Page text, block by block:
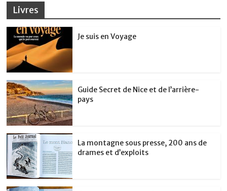
Livres
Je suis en Voyage
Guide Secret de Nice et de l’arrière-
pays
La montagne sous presse, 200 ans de
drames et d’exploits